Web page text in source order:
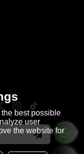
best possible
user
the website for